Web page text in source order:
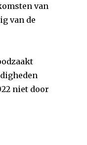
van
van de
niet door